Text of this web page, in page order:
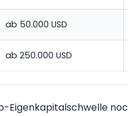
ab 50.000 USD
ab 250.000 USD
Eigenkapitalschwelle